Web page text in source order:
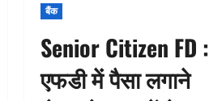
बैंक
Senior Citizen FD :
एफडी में पैसा लगाने